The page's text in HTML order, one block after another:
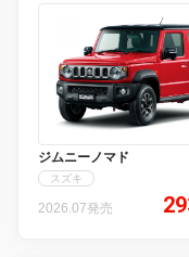
ジムニーノマド
スズキ
2026.07発売